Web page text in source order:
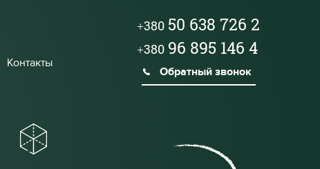
Контакты
+380 50 638 726 2
+380 96 895 146 4
Обратный звонок